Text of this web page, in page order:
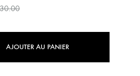
AJOUTER AU PANIER